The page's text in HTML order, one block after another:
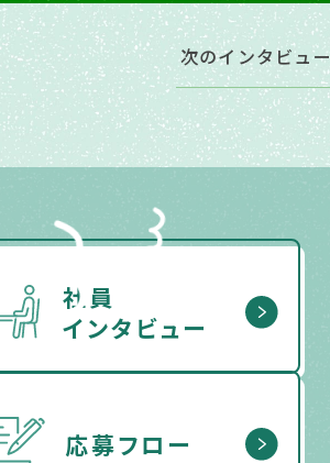
次のインタビュー
社員
インタビュー
応募フロー